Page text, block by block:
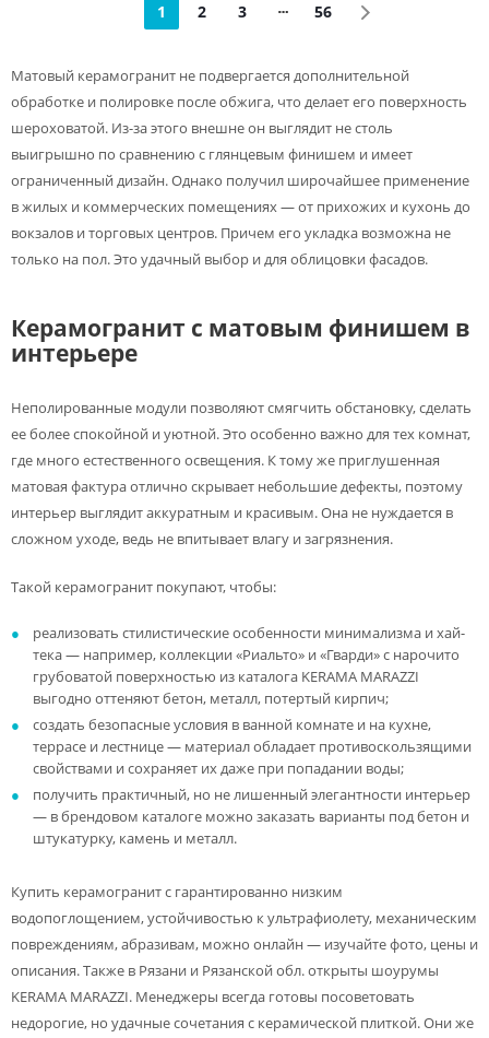
1 2 3 56
Матовый керамогранит не подвергается дополнительной
обработке и полировке после обжига, что делает его поверхность
шероховатой. Из-за этого внешне он выглядит не столь
выигрышно по сравнению с глянцевым финишем и имеет
ограниченный дизайн. Однако получил широчайшее применение
в жилых и коммерческих помещениях — от прихожих и кухонь до
вокзалов и торговых центров. Причем его укладка возможна не
только на пол. Это удачный выбор и для облицовки фасадов.
Керамогранит с матовым финишем в
интерьере
Неполированные модули позволяют смягчить обстановку, сделать
ее более спокойной и уютной. Это особенно важно для тех комнат,
где много естественного освещения. К тому же приглушенная
матовая фактура отлично скрывает небольшие дефекты, поэтому
интерьер выглядит аккуратным и красивым. Она не нуждается в
сложном уходе, ведь не впитывает влагу и загрязнения.
Такой керамогранит покупают, чтобы:
реализовать стилистические особенности минимализма и хай-
тека — например, коллекции «Риальто» и «Гварди» с нарочито
грубоватой поверхностью из каталога KERAMA MARAZZI
выгодно оттеняют бетон, металл, потертый кирпич;
создать безопасные условия в ванной комнате и на кухне,
террасе и лестнице — материал обладает противоскользящими
свойствами и сохраняет их даже при попадании воды;
получить практичный, но не лишенный элегантности интерьер
— в брендовом каталоге можно заказать варианты под бетон и
штукатурку, камень и металл.
Купить керамогранит с гарантированно низким
водопоглощением, устойчивостью к ультрафиолету, механическим
повреждениям, абразивам, можно онлайн — изучайте фото, цены и
описания. Также в Рязани и Рязанской обл. открыты шоурумы
KERAMA MARAZZI. Менеджеры всегда готовы посоветовать
недорогие, но удачные сочетания с керамической плиткой. Они же